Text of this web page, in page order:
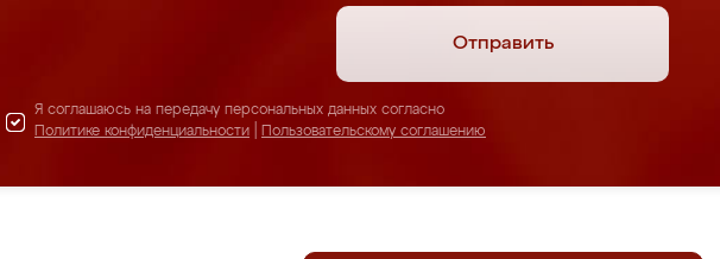
Отправить
Я соглашаюсь на передачу персональных данных согласно
Политике конфиденциальности
Пользовательскому соглашению